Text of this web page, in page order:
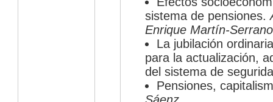
sistema de pensiones.
Enrique Martín-
La jubilación
para la actualización,
del sistema de
Pensiones,